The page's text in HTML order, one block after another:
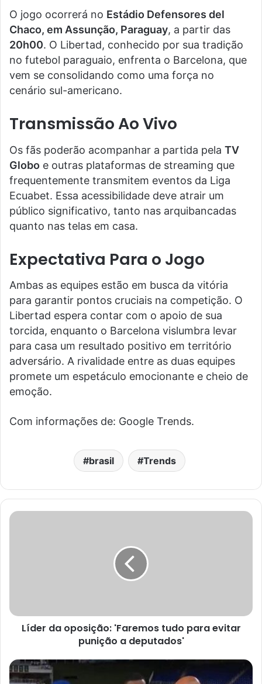
O jogo ocorrerá no Estádio Defensores del
Chaco, em Assunção, Paraguay, a partir das
20h00. O Libertad, conhecido por sua tradição
no futebol paraguaio, enfrenta o Barcelona, que
vem se consolidando como uma força no
cenário sul-americano.
Transmissão Ao Vivo
Os fãs poderão acompanhar a partida pela TV
Globo e outras plataformas de streaming que
frequentemente transmitem eventos da Liga
Ecuabet. Essa acessibilidade deve atrair um
público significativo, tanto nas arquibancadas
quanto nas telas em casa.
Expectativa Para o Jogo
Ambas as equipes estão em busca da vitória
para garantir pontos cruciais na competição. O
Libertad espera contar com o apoio de sua
torcida, enquanto o Barcelona vislumbra levar
para casa um resultado positivo em território
adversário. A rivalidade entre as duas equipes
promete um espetáculo emocionante e cheio de
emoção.
Com informações de: Google Trends.
brasil Trends
Líder da oposição: 'Faremos tudo para evitar
punição a deputados'